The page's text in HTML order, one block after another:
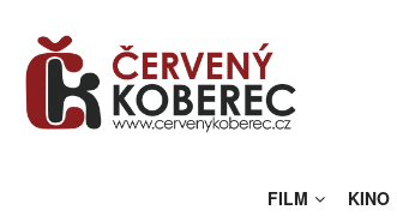
FILM KINO